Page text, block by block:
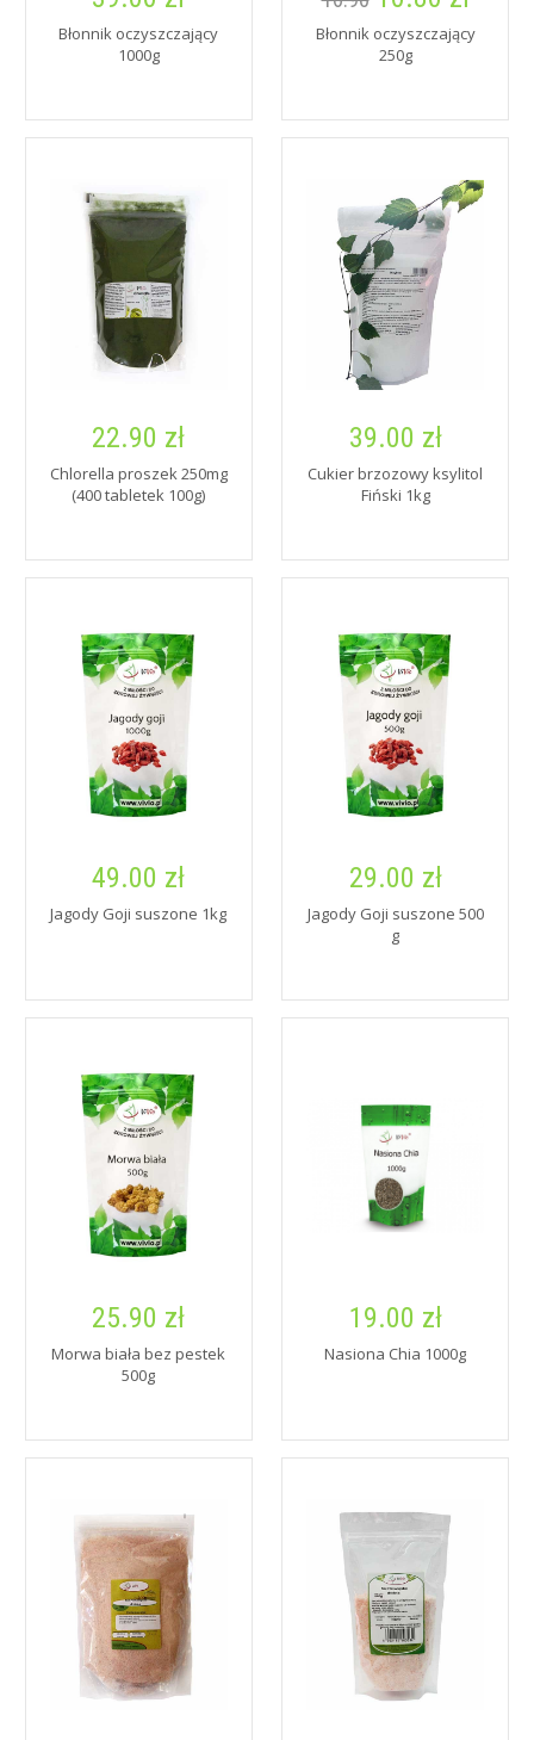
Błonnik oczyszczający
1000g
Błonnik oczyszczający
250g
22.90 zł
Chlorella proszek 250mg
(400 tabletek 100g)
39.00 zł
Cukier brzozowy ksylitol
Fiński 1kg
49.00 zł
Jagody Goji suszone 1kg
29.00 zł
Jagody Goji suszone 500
g
25.90 zł
Morwa biała bez pestek
500g
19.00 zł
Nasiona Chia 1000g